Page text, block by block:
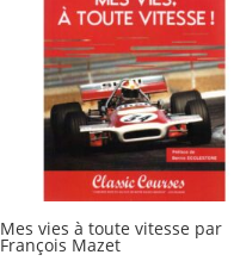
Mes vies à toute vitesse par
François Mazet